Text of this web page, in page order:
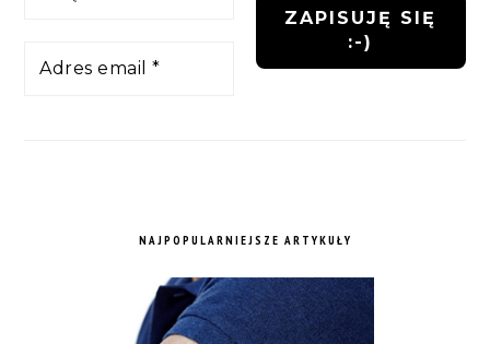
NAJPOPULARNIEJSZE ARTYKUŁY